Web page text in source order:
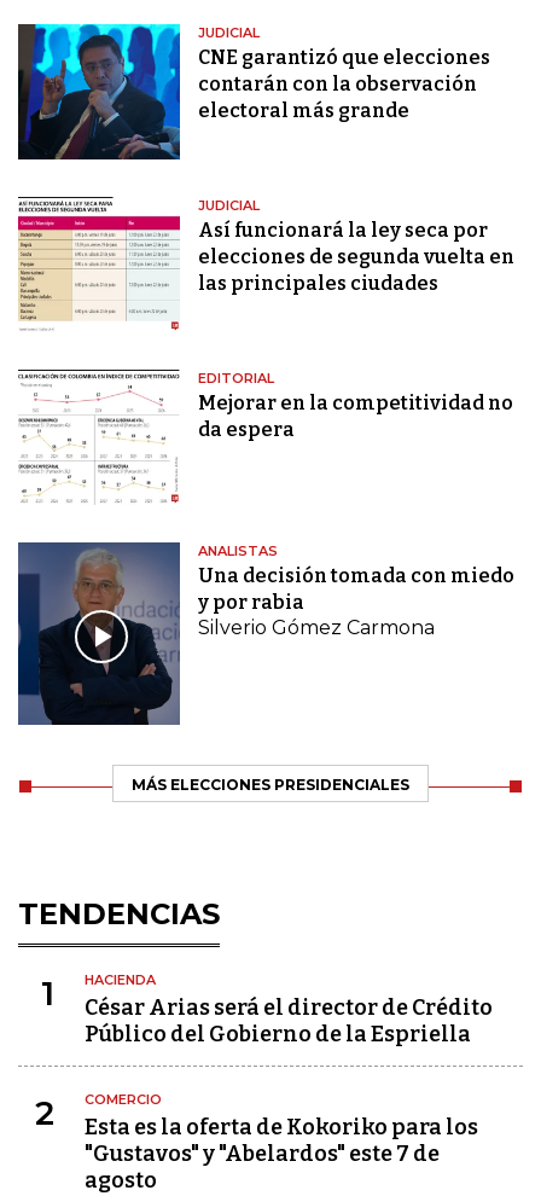
JUDICIAL
CNE garantizó que elecciones
contarán con la observación
electoral más grande
JUDICIAL
Así funcionará la ley seca por
elecciones de segunda vuelta en
las principales ciudades
EDITORIAL
Mejorar en la competitividad no
da espera
ANALISTAS
Una decisión tomada con miedo
y por rabia
Silverio Gómez Carmona
MÁS ELECCIONES PRESIDENCIALES
TENDENCIAS
1 HACIENDA
César Arias será el director de Crédito
Público del Gobierno de la Espriella
2 COMERCIO
Esta es la oferta de Kokoriko para los
"Gustavos" y "Abelardos" este 7 de
agosto